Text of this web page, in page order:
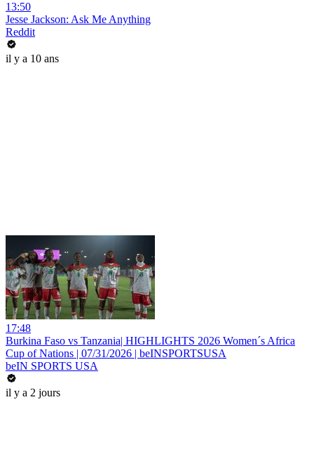
13:50
Jesse Jackson: Ask Me Anything
Reddit
il y a 10 ans
17:48
Burkina Faso vs Tanzania| HIGHLIGHTS 2026 Women´s Africa
Cup of Nations | 07/31/2026 | beINSPORTSUSA
beIN SPORTS USA
il y a 2 jours